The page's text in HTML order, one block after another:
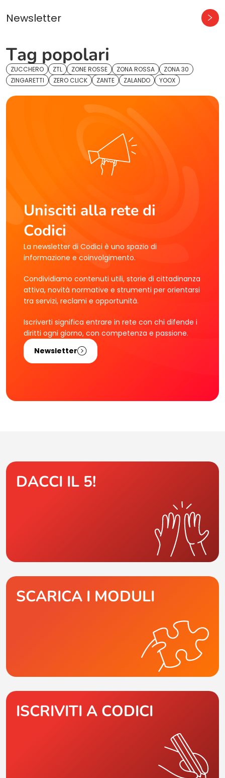
Newsletter
Tag popolari
ZUCCHERO ZTL ZONE ROSSE ZONA ROSSA
ZONA 30
ZINGARETTI
ZERO CLICK ZANTE ZALANDO YOOX
Unisciti alla rete di
Codici
La newsletter di Codici è uno spazio di
informazione e coinvolgimento.
Condividiamo contenuti utili, storie di cittadinanza
attiva, novità normative e strumenti per orientarsi
tra servizi, reclami e opportunità.
Iscriverti significa entrare in rete con chi difende i
diritti ogni giorno, con competenza e passione.
Newsletter
DACCI IL 5!
SCARICA I MODULI
ISCRIVITI A CODICI